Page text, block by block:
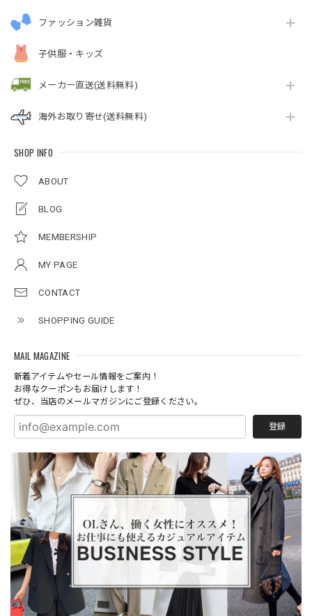
ファッション雑貨
子供服・キッズ
メーカー直送(送料無料)
海外お取り寄せ(送料無料)
SHOP INFO
ABOUT
BLOG
MEMBERSHIP
MY PAGE
CONTACT
SHOPPING GUIDE
MAIL MAGAZINE
新着アイテムやセール情報をご案内！
お得なクーポンもお届けします！
ぜひ、当店のメールマガジンにご登録ください。
登録